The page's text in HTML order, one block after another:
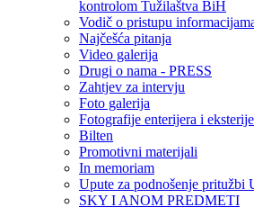
kontrolom Tužilaštva BiH
Vodič o pristupu
Najčešća pitanja
Video galerija
Drugi o nama - PRESS
Zahtjev za intervju
Foto galerija
Fotografije enterijera i
Bilten
Promotivni materijali
In memoriam
Upute za podnošenje pritužbi
SKY I ANOM PREDMETI